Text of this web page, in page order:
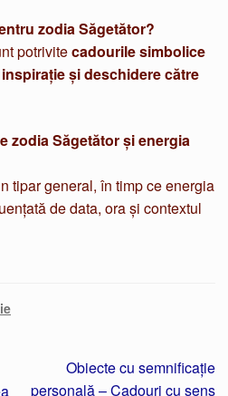
zodia Săgetător?
potrivitecadourile simbolice
și deschidere către
zodia Săgetător și energia
tipar general, în timp ce energia
de data, ora și contextul
Articolul
următor:
Obiecte cu semnificație
personală – Cadouri cu sens